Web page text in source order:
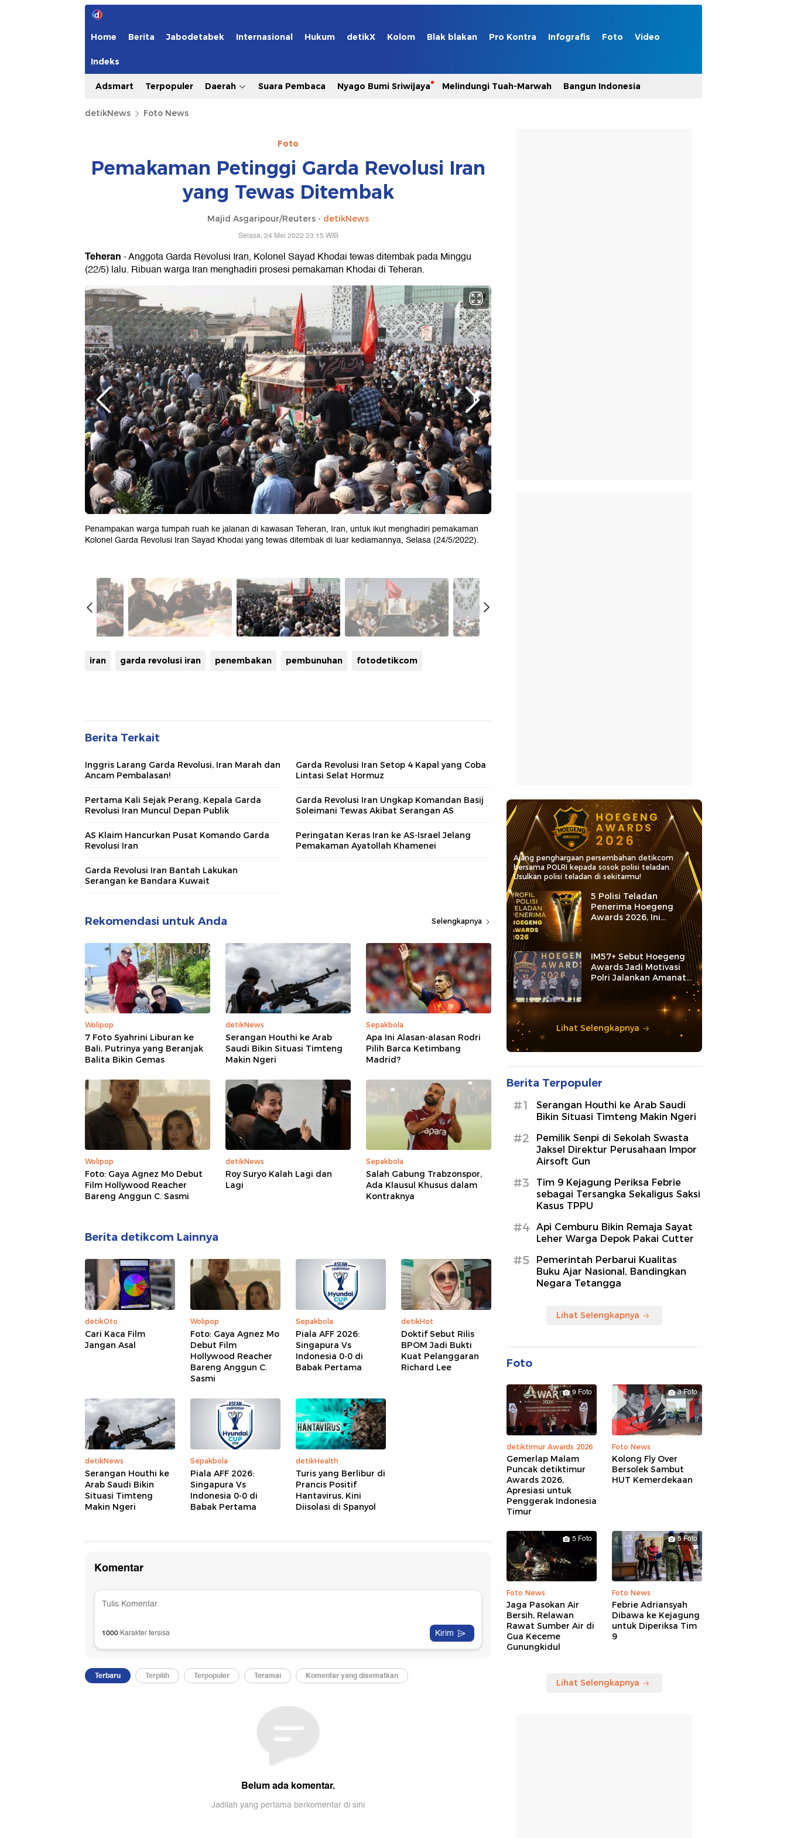
Home Berita Jabodetabek Internasional Hukum detikX Kolom Blak blakan Pro Kontra Infografis Foto Video
Indeks
Adsmart Terpopuler Daerah Suara Pembaca Nyago Bumi Sriwijaya Melindungi Tuah-Marwah Bangun Indonesia
detikNews Foto News
Foto
Pemakaman Petinggi Garda Revolusi Iran
yang Tewas Ditembak
Majid Asgaripour/Reuters - detikNews
Selasa, 24 Mei 2022 23:15 WIB
Teheran- Anggota Garda Revolusi Iran, Kolonel Sayad Khodai tewas ditembak pada Minggu
(22/5) lalu. Ribuan warga Iran menghadiri prosesi pemakaman Khodai di Teheran.
Penampakan warga tumpah ruah ke jalanan di kawasan Teheran, Iran, untuk ikut menghadiri pemakaman
Kolonel Garda Revolusi Iran Sayad Khodai yang tewas ditembak di luar kediamannya, Selasa (24/5/2022).
iran garda revolusi iran penembakan pembunuhan fotodetikcom
Berita Terkait
Inggris Larang Garda Revolusi, Iran Marah dan
Ancam Pembalasan!
Garda Revolusi Iran Setop 4 Kapal yang Coba
Lintasi Selat Hormuz
Pertama Kali Sejak Perang, Kepala Garda
Revolusi Iran Muncul Depan Publik
Garda Revolusi Iran Ungkap Komandan Basij
Soleimani Tewas Akibat Serangan AS
AS Klaim Hancurkan Pusat Komando Garda
Revolusi Iran
Peringatan Keras Iran ke AS-Israel Jelang
Pemakaman Ayatollah Khamenei
Garda Revolusi Iran Bantah Lakukan
Serangan ke Bandara Kuwait
Rekomendasi untuk Anda Selengkapnya
Wolipop
7 Foto Syahrini Liburan ke
Bali, Putrinya yang Beranjak
Balita Bikin Gemas
detikNews
Serangan Houthi ke Arab
Saudi Bikin Situasi Timteng
Makin Ngeri
Sepakbola
Apa Ini Alasan-alasan Rodri
Pilih Barca Ketimbang
Madrid?
Wolipop
Foto: Gaya Agnez Mo Debut
Film Hollywood Reacher
Bareng Anggun C. Sasmi
detikNews
Roy Suryo Kalah Lagi dan
Lagi
Sepakbola
Salah Gabung Trabzonspor,
Ada Klausul Khusus dalam
Kontraknya
Berita detikcom Lainnya
detikOto
Cari Kaca Film
Jangan Asal
Wolipop
Foto: Gaya Agnez Mo
Debut Film
Hollywood Reacher
Bareng Anggun C.
Sasmi
Sepakbola
Piala AFF 2026:
Singapura Vs
Indonesia 0-0 di
Babak Pertama
detikHot
Doktif Sebut Rilis
BPOM Jadi Bukti
Kuat Pelanggaran
Richard Lee
detikNews
Serangan Houthi ke
Arab Saudi Bikin
Situasi Timteng
Makin Ngeri
Sepakbola
Piala AFF 2026:
Singapura Vs
Indonesia 0-0 di
Babak Pertama
detikHealth
Turis yang Berlibur di
Prancis Positif
Hantavirus, Kini
Diisolasi di Spanyol
Ajang penghargaan persembahan detikcom
bersama POLRI kepada sosok polisi teladan.
Usulkan polisi teladan di sekitarmu!
5 Polisi Teladan
Penerima Hoegeng
Awards 2026, Ini
Kategori dan Kiprahnya
IM57+ Sebut Hoegeng
Awards Jadi Motivasi
Polri Jalankan Amanat
Lihat Selengkapnya
Berita Terpopuler
#1
Serangan Houthi ke Arab Saudi
Bikin Situasi Timteng Makin Ngeri
#2
Pemilik Senpi di Sekolah Swasta
Jaksel Direktur Perusahaan Impor
Airsoft Gun
#3
Tim 9 Kejagung Periksa Febrie
sebagai Tersangka Sekaligus Saksi
Kasus TPPU
#4
Api Cemburu Bikin Remaja Sayat
Leher Warga Depok Pakai Cutter
#5
Pemerintah Perbarui Kualitas
Buku Ajar Nasional, Bandingkan
Negara Tetangga
Lihat Selengkapnya
Foto
9 Foto
detiktimur Awards 2026
Gemerlap Malam
Puncak detiktimur
Awards 2026,
Apresiasi untuk
Penggerak Indonesia
Timur
3 Foto
Foto News
Kolong Fly Over
Bersolek Sambut
HUT Kemerdekaan
5 Foto
Foto News
Jaga Pasokan Air
Bersih, Relawan
Rawat Sumber Air di
Gua Keceme
Gunungkidul
5 Foto
Foto News
Febrie Adriansyah
Dibawa ke Kejagung
untuk Diperiksa Tim
9
Lihat Selengkapnya